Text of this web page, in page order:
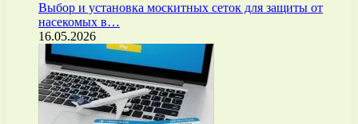
Выбор и установка москитных сеток для защиты от
насекомых в…
16.05.2026